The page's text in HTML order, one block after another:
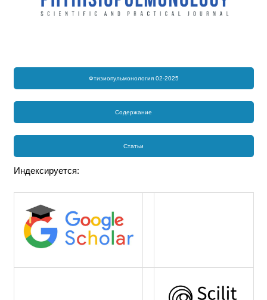
Фтизиопульмонология 02-2025
Содержание
Статьи
Индексируется: